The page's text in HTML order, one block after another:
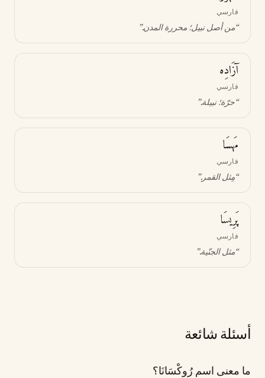
فارسي
“من أصل نبيل؛ محررة المدن.”
آزَادِه
فارسي
“حرّة؛ نبيلة.”
مَهسَا
فارسي
“مِثل القمر.”
پَرِيسَا
فارسي
“مثل الجنّية.”
أسئلة شائعة
ما معنى اسم رُوكْسَانَا؟